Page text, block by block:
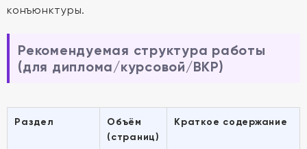
конъюнктуры.
Рекомендуемая структура работы
(для диплома/курсовой/ВКР)
Раздел
Объём
(страниц)
Краткое содержание